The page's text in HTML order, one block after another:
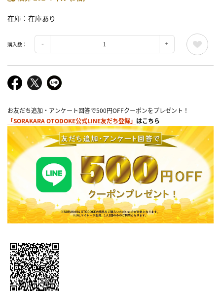
在庫 在庫あり
購入数：
お友だち追加・アンケート回答で500円OFFクーポンをプレゼント！
「SORAKARA OTODOKE公式LINE友だち登録」 はこちら